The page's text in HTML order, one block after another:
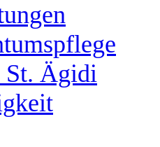
St. Ägidi